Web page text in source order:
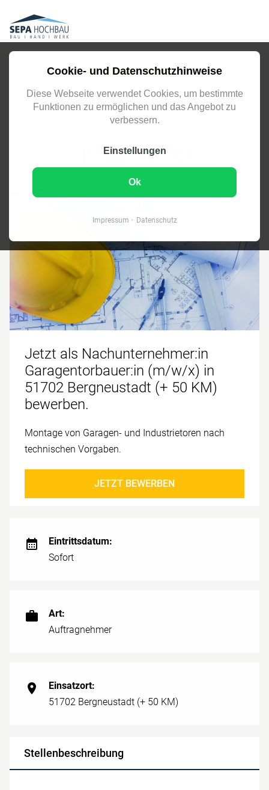
Cookie- und Datenschutzhinweise
Diese Webseite verwendet Cookies, um bestimmte
Funktionen zu ermöglichen und das Angebot zu
verbessern.
Einstellungen
Ok
Impressum Datenschutz
ZUR GESAMTÜBERSICHT
Inhalt teilen
Jetzt als Nachunternehmer:in
Garagentorbauer:in (m/w/x) in
51702 Bergneustadt (+ 50 KM)
bewerben.
Montage von Garagen- und Industrietoren nach
technischen Vorgaben.
JETZT BEWERBEN
Eintrittsdatum:
Sofort
Art:
Auftragnehmer
Einsatzort:
51702 Bergneustadt (+ 50 KM)
Stellenbeschreibung